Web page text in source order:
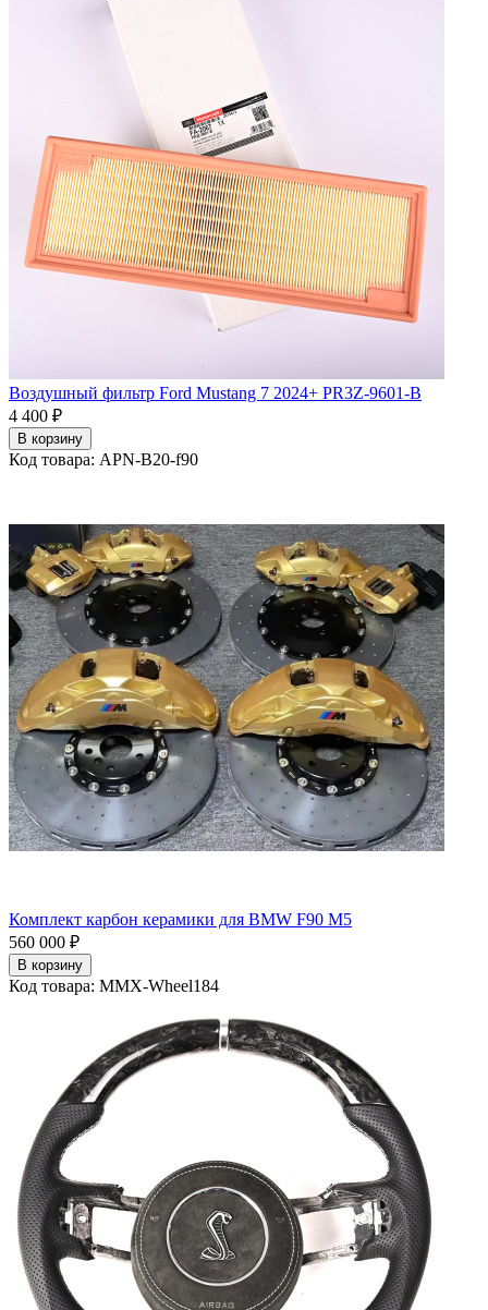
Воздушный фильтр Ford Mustang 7 2024+ PR3Z-9601-B
4 400 ₽
В корзину
Код товара: APN-B20-f90
Комплект карбон керамики для BMW F90 M5
560 000 ₽
В корзину
Код товара: MMX-Wheel184